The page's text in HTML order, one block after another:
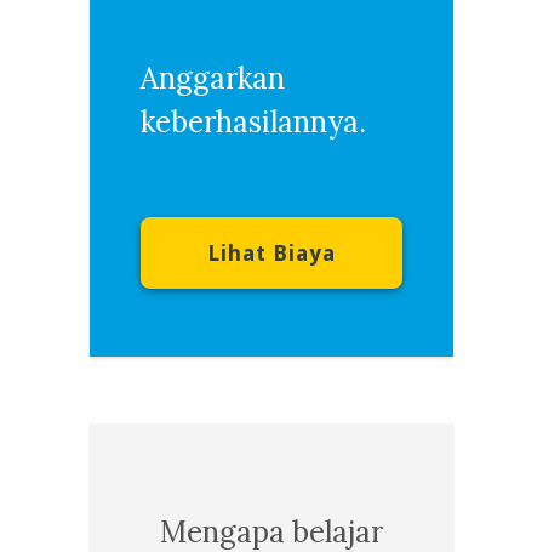
Anggarkan
keberhasilannya.
Lihat Biaya
Mengapa belajar